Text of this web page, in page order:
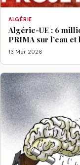
ALGÉRIE
Algérie-UE : 6
PRIMA sur l’eau et
13 Mar 2026